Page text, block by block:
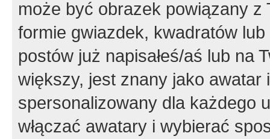
może być obrazek powiązany z
formie gwiazdek, kwadratów
postów już napisałeś/aś lub na
większy, jest znany jako
spersonalizowany dla każdego
włączać awatary i wybierać